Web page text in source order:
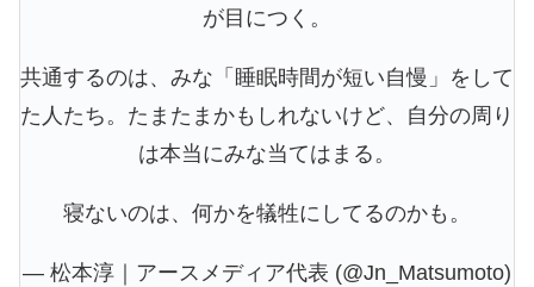
が目につく。
共通するのは、みな「睡眠時間が短い自慢」をして
た人たち。たまたまかもしれないけど、自分の周り
は本当にみな当てはまる。
寝ないのは、何かを犠牲にしてるのかも。
— 松本淳｜アースメディア代表 (@Jn_Matsumoto)